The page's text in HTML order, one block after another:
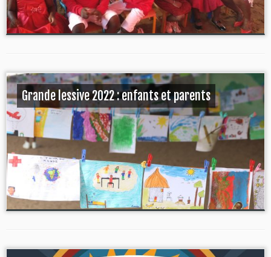
Grande lessive 2022 : enfants et parents